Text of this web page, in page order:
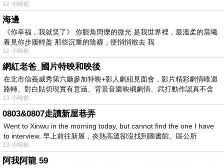
12 小時前
海邊
《你幸福，我就笑了》 你眼角閃爍的微光 是我世界裡，最溫柔的晨曦
看見你步履輕盈 那些沉重的陰霾，便悄悄散去 我
12 小時前
網紅老爸_國片特映和映後
在北市信義威秀第六廳參加特映+影人劇組見面會，影片精彩劇情峰迴
路轉、對白貼切現實有意涵、背景音樂映襯劇情、武打動作認真不含
糊、
13 小時前
0803&0807走讀新屋巷弄
Went to Xinwu in the morning today, but cannot find the one I have
to interview. 早上前往新屋，炎熱高溫卻沒找到圖書館、區公所
13 小時前
阿我阿龍 59